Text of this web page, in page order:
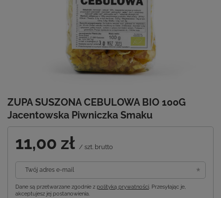
ZUPA SUSZONA CEBULOWA BIO 100G
Jacentowska Piwniczka Smaku
11,00 zł / szt. brutto
Twój adres e-mail
Dane są przetwarzane zgodnie z polityką prywatności. Przesyłając je,
akceptujesz jej postanowienia.